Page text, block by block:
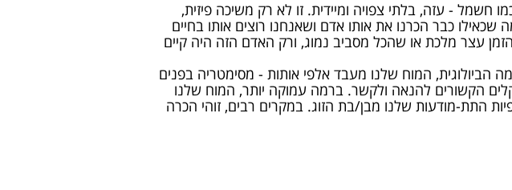
- עזה, בלתי צפויה ומיידית. זו לא רק משיכה פיזית,
כבר הכרנו את אותו אדם ושאנחנו רוצים אותו בחיים
עצר מלכת או שהכל מסביב נמוג, ורק האדם הזה היה קיים
הביולוגית, המוח שלנו מעבד אלפי אותות - מסימטריה בפנים
הקשורים להנאה ולקשר. ברמה עמוקה יותר, המוח שלנו
התת-מודעות שלנו מבן/בת הזוג. במקרים רבים, זוהי הכרה